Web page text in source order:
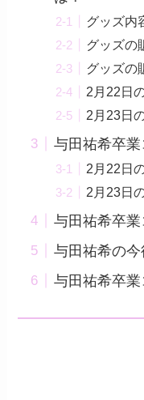
グッズ内
グッズの
グッズの
2月22日
2月23日
与田祐希卒
2月22日
2月23日
与田祐希卒業
与田祐希の今
与田祐希卒